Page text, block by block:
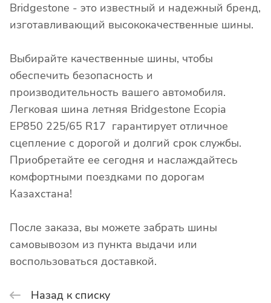
Bridgestone - это известный и надежный бренд,
изготавливающий высококачественные шины.
Выбирайте качественные шины, чтобы
обеспечить безопасность и
производительность вашего автомобиля.
Легковая шина летняя Bridgestone Ecopia
EP850 225/65 R17 гарантирует отличное
сцепление с дорогой и долгий срок службы.
Приобретайте ее сегодня и наслаждайтесь
комфортными поездками по дорогам
Казахстана!
После заказа, вы можете забрать шины
самовывозом из пункта выдачи или
воспользоваться доставкой.
Назад к списку